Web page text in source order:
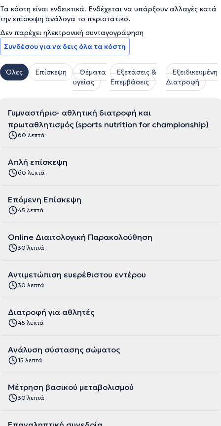
Τα κόστη είναι ενδεικτικά. Ενδέχεται να υπάρξουν αλλαγές κατά
την επίσκεψη ανάλογα το περιστατικό.
Δεν παρέχει ηλεκτρονική συνταγογράφηση
Συνδέσου για να δεις όλα τα κόστη
Όλες Επίσκεψη
Θέματα
υγείας
Εξετάσεις &
Επεμβάσεις
Εξειδικευμένη
Διατροφή
Γυμναστήριο- αθλητική διατροφή και
πρωταθλητισμός (sports nutrition for championship)
60 λεπτά
Απλή επίσκεψη
60 λεπτά
Επόμενη Επίσκεψη
45 λεπτά
Online Διαιτολογική Παρακολούθηση
30 λεπτά
Αντιμετώπιση ευερέθιστου εντέρου
30 λεπτά
Διατροφή για αθλητές
45 λεπτά
Aνάλυση σύστασης σώματος
15 λεπτά
Μέτρηση βασικού μεταβολισμού
30 λεπτά